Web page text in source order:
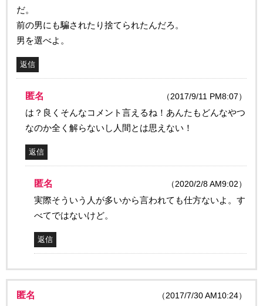
だ。
前の男にも騙されたり捨てられたんだろ。
男を選べよ。
返信
匿名 （2017/9/11 PM8:07）
は？良くそんなコメント言えるね！あんたもどんなやつ
なのか全く解らないし人間とは思えない！
返信
匿名 （2020/2/8 AM9:02）
実際そういう人が多いから言われても仕方ないよ。す
べてではないけど。
返信
匿名 （2017/7/30 AM10:24）